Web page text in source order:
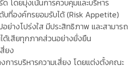
โดยมุ่งเน้นการควบคุมและบริหาร
บที่องค์กรยอมรับได้ (Risk Appetite)
อย่างโปร่งใส มีประสิทธิภาพ และสามารถ
ด้เสียทุกภาคส่วนอย่างยั่งยืน
ยง
ารบริหารความเสี่ยง โดยแต่งตั้งคณะ